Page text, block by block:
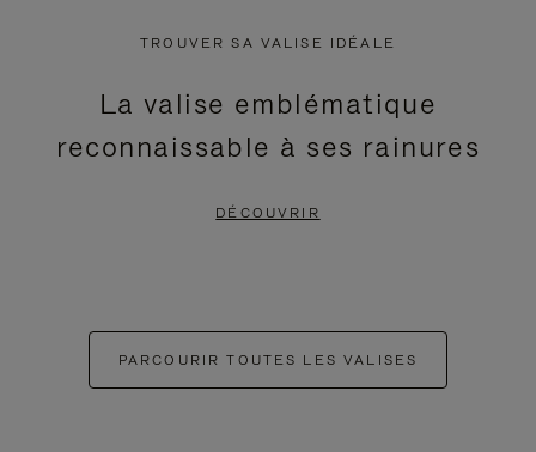
TROUVER SA VALISE IDÉALE
La valise emblématique
reconnaissable à ses rainures
DÉCOUVRIR
PARCOURIR TOUTES LES VALISES